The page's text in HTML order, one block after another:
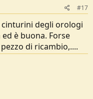
#17
degli orologi
è buona. Forse
di ricambio,....